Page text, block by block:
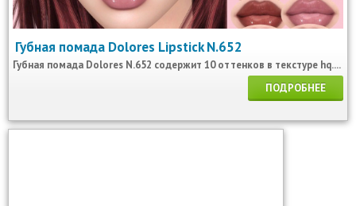
Губная помада Dolores Lipstick N.652
Губная помада Dolores N.652 содержит 10 оттенков в текстуре hq....
ПОДРОБНЕЕ